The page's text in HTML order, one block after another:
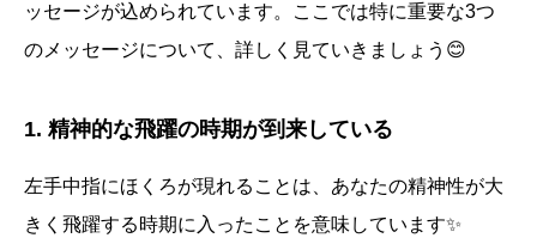
ッセージが込められています。ここでは特に重要な3つ
のメッセージについて、詳しく見ていきましょう😊
1. 精神的な飛躍の時期が到来している
左手中指にほくろが現れることは、あなたの精神性が大
きく飛躍する時期に入ったことを意味しています✨